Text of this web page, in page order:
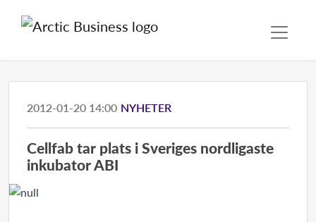
2012-01-20 14:00 NYHETER
Cellfab tar plats i Sveriges nordligaste
inkubator ABI